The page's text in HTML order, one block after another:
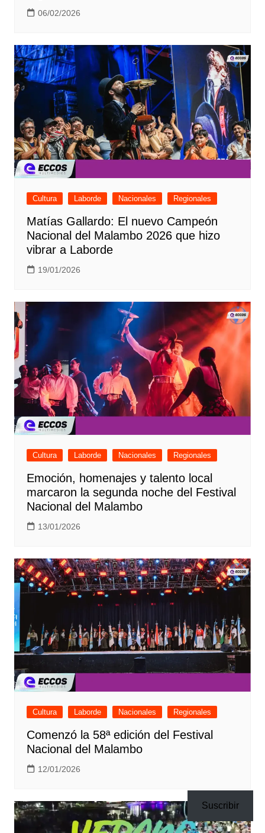
06/02/2026
Cultura Laborde Nacionales Regionales
Matías Gallardo: El nuevo Campeón
Nacional del Malambo 2026 que hizo
vibrar a Laborde
19/01/2026
Cultura Laborde Nacionales Regionales
Emoción, homenajes y talento local
marcaron la segunda noche del Festival
Nacional del Malambo
13/01/2026
Cultura Laborde Nacionales Regionales
Comenzó la 58ª edición del Festival
Nacional del Malambo
12/01/2026
Suscribir